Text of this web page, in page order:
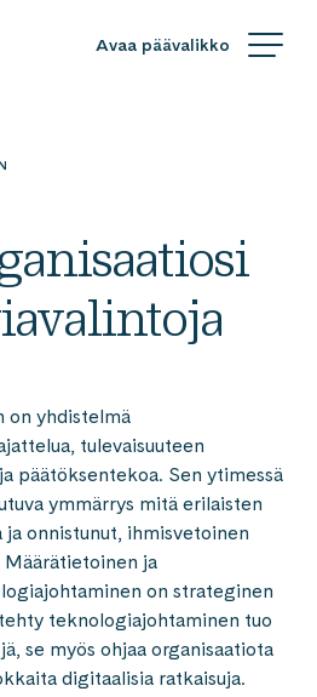
on yhdistelmä
tulevaisuuteen
päätöksentekoa. Sen ytimessä
ymmärrys mitä erilaisten
onnistunut, ihmisvetoinen
ja
on strateginen
teknologiajohtaminen tuo
se myös ohjaa organisaatiota
digitaalisia ratkaisuja.